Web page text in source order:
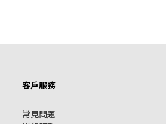
客戶服務
常見問題